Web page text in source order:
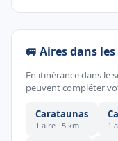
🚐 Aires dans
En itinérance dans le
peuvent compléter
Carataunas
1 aire · 5 km 1